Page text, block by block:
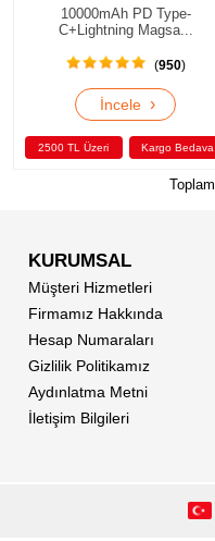
10000mAh PD Type-
C+Lightning Magsa...
(950)
İncele ›
2500 TL Üzeri Kargo Bedava
Toplam
KURUMSAL
Müşteri Hizmetleri
Firmamız Hakkında
Hesap Numaraları
Gizlilik Politikamız
Aydınlatma Metni
İletişim Bilgileri